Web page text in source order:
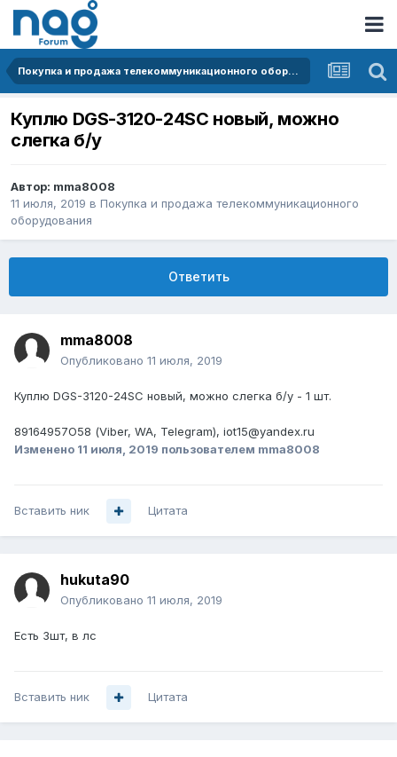
Покупка и продажа телекоммуникационного оборудования
Куплю DGS-3120-24SC новый, можно
слегка б/у
Автор: mma8008
11 июля, 2019 в Покупка и продажа телекоммуникационного
оборудования
Ответить
mma8008
Опубликовано 11 июля, 2019
Куплю DGS-3120-24SC новый, можно слегка б/у - 1 шт.
89164957О58 (Viber, WA, Telegram), iot15@yandex.ru
Изменено 11 июля, 2019 пользователем mma8008
Вставить ник Цитата
hukuta90
Опубликовано 11 июля, 2019
Есть 3шт, в лс
Вставить ник Цитата